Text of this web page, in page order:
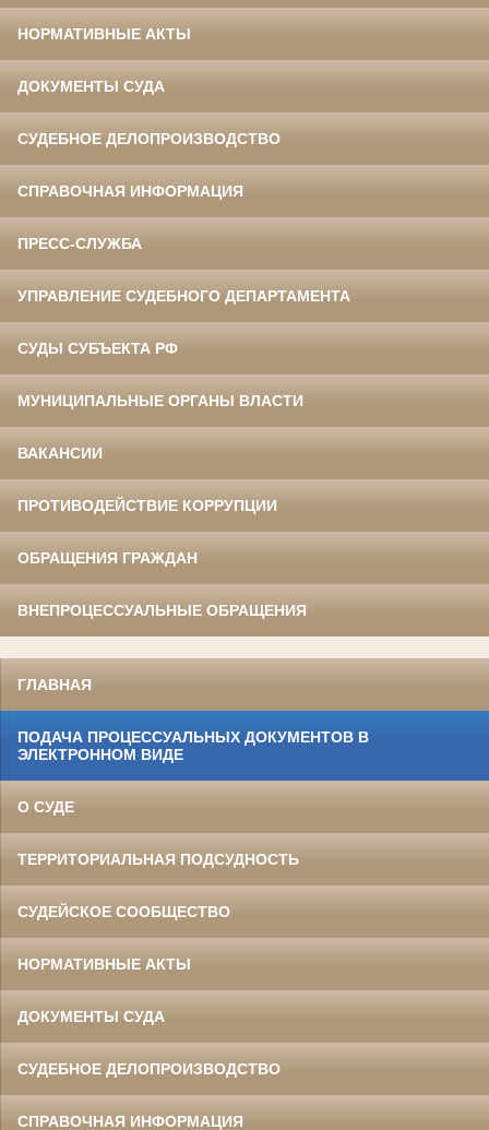
НОРМАТИВНЫЕ АКТЫ
ДОКУМЕНТЫ СУДА
СУДЕБНОЕ ДЕЛОПРОИЗВОДСТВО
СПРАВОЧНАЯ ИНФОРМАЦИЯ
ПРЕСС-СЛУЖБА
УПРАВЛЕНИЕ СУДЕБНОГО ДЕПАРТАМЕНТА
СУДЫ СУБЪЕКТА РФ
МУНИЦИПАЛЬНЫЕ ОРГАНЫ ВЛАСТИ
ВАКАНСИИ
ПРОТИВОДЕЙСТВИЕ КОРРУПЦИИ
ОБРАЩЕНИЯ ГРАЖДАН
ВНЕПРОЦЕССУАЛЬНЫЕ ОБРАЩЕНИЯ
ГЛАВНАЯ
ПОДАЧА ПРОЦЕССУАЛЬНЫХ ДОКУМЕНТОВ В
ЭЛЕКТРОННОМ ВИДЕ
О СУДЕ
ТЕРРИТОРИАЛЬНАЯ ПОДСУДНОСТЬ
СУДЕЙСКОЕ СООБЩЕСТВО
НОРМАТИВНЫЕ АКТЫ
ДОКУМЕНТЫ СУДА
СУДЕБНОЕ ДЕЛОПРОИЗВОДСТВО
СПРАВОЧНАЯ ИНФОРМАЦИЯ